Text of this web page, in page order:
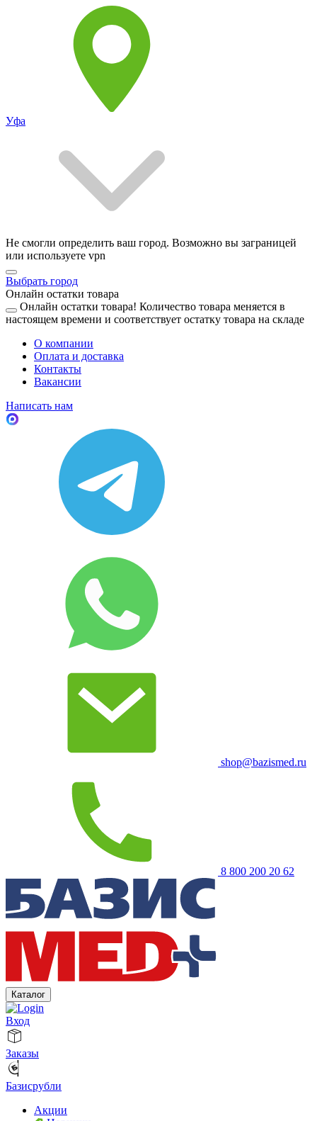
Уфа
Не смогли определить ваш город. Возможно вы заграницей
или используете vpn
Выбрать город
Онлайн остатки товара
Онлайн остатки товара! Количество товара меняется в
настоящем времени и соответствует остатку товара на складе
О компании
Оплата и доставка
Контакты
Вакансии
Написать нам
shop@bazismed.ru
8 800 200 20 62
Каталог
Вход
Заказы
Базисрубли
Акции